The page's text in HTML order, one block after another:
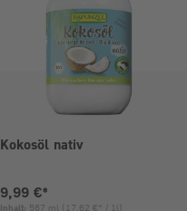
Kokosöl nativ
Aktueller Preis:
9,99 €*
Inhalt: 567 ml (17,62 €* / 1l)